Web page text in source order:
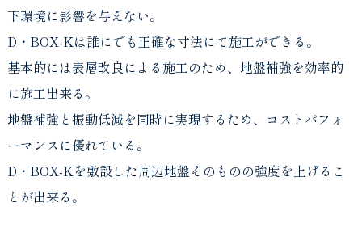
下環境に影響を与えない。
D・BOX-Kは誰にでも正確な寸法にて施工ができる。
基本的には表層改良による施工のため、地盤補強を効率的
に施工出来る。
地盤補強と振動低減を同時に実現するため、コストパフォ
ーマンスに優れている。
D・BOX-Kを敷設した周辺地盤そのものの強度を上げるこ
とが出来る。